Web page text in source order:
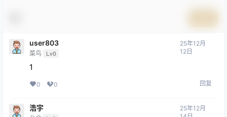
user803
菜鸟 Lv0
25年12月
12日
1
0 0 回复
浩宇
25年12月